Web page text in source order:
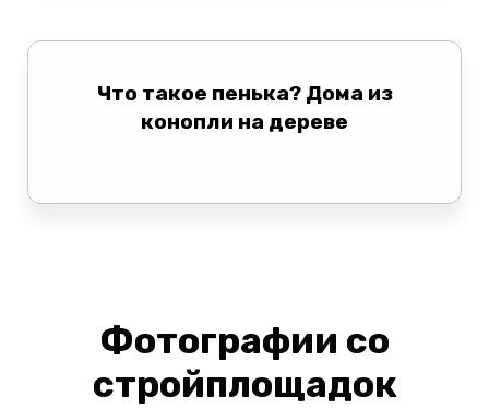
Что такое пенька? Дома из
конопли на дереве
Фотографии со
стройплощадок